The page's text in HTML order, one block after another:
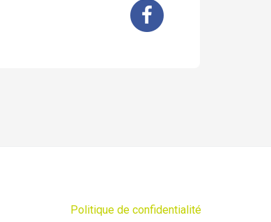
Politique de confidentialité